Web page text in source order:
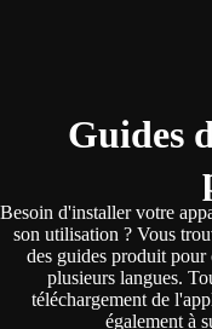
Guides
Besoin d'installer votre
son utilisation ? Vous
des guides produit
plusieurs langues.
téléchargement de
également à